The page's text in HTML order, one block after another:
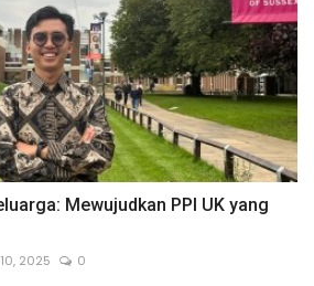
Mewujudkan PPI UK yang
2025 0